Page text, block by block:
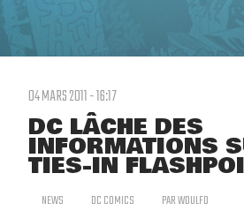
04 MARS 2011 - 16:17
DC LÂCHE DES
INFORMATIONS
TIES-IN
NEWS DC COMICS PARWOULFO